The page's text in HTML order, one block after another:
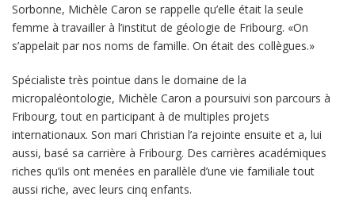
Sorbonne, Michèle Caron se rappelle qu’elle était la seule
femme à travailler à l’institut de géologie de Fribourg. «On
s’appelait par nos noms de famille. On était des collègues.»
Spécialiste très pointue dans le domaine de la
micropaléontologie, Michèle Caron a poursuivi son parcours à
Fribourg, tout en participant à de multiples projets
internationaux. Son mari Christian l’a rejointe ensuite et a, lui
aussi, basé sa carrière à Fribourg. Des carrières académiques
riches qu’ils ont menées en parallèle d’une vie familiale tout
aussi riche, avec leurs cinq enfants.